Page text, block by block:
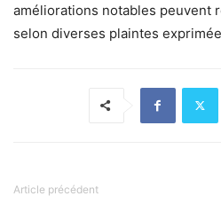
améliorations notables peuvent
selon diverses plaintes
Article précédent